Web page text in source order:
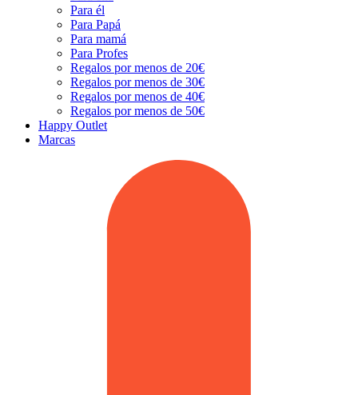
Para él
Para Papá
Para mamá
Para Profes
Regalos por menos de 20€
Regalos por menos de 30€
Regalos por menos de 40€
Regalos por menos de 50€
Happy Outlet
Marcas